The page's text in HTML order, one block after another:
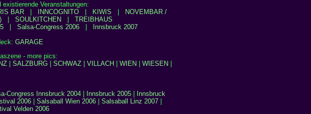
Veranstaltungen:
BAR| INNCOGNITO| KIWIS
NOVEMBAR /
| SOULKITCHEN
TREIBHAUS
| Salsa-Congress 2006|
Innsbruck 2007
GARAGE
- more pics:
| SALZBURG| SCHWAZ| VILLACH WIEN WIESEN
Congress Innsbruck 2004 Innsbruck 2005
Innsbruck
2006| Salsaball Wien 2006| Salsaball Linz 2007|
Velden 2006